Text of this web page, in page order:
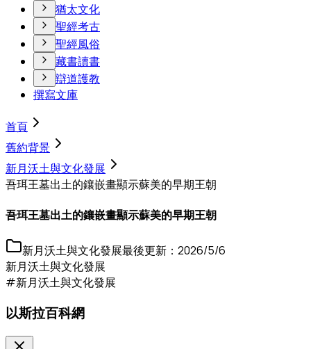
猶太文化
聖經考古
聖經風俗
藏書讀書
辯道護教
撰寫文庫
首頁
舊約背景
新月沃土與文化發展
吾珥王墓出土的鑲嵌畫顯示蘇美的早期王朝
吾珥王墓出土的鑲嵌畫顯示蘇美的早期王朝
新月沃土與文化發展最後更新： 2026/5/6
新月沃土與文化發展
#新月沃土與文化發展
以斯拉百科網